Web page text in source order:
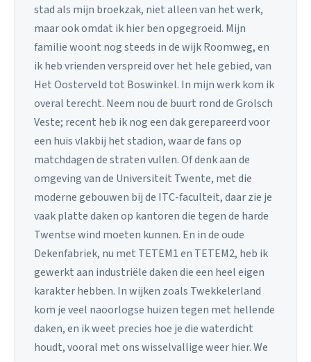
stad als mijn broekzak, niet alleen van het werk,
maar ook omdat ik hier ben opgegroeid. Mijn
familie woont nog steeds in de wijk Roomweg, en
ik heb vrienden verspreid over het hele gebied, van
Het Oosterveld tot Boswinkel. In mijn werk kom ik
overal terecht. Neem nou de buurt rond de Grolsch
Veste; recent heb ik nog een dak gerepareerd voor
een huis vlakbij het stadion, waar de fans op
matchdagen de straten vullen. Of denk aan de
omgeving van de Universiteit Twente, met die
moderne gebouwen bij de ITC-faculteit, daar zie je
vaak platte daken op kantoren die tegen de harde
Twentse wind moeten kunnen. En in de oude
Dekenfabriek, nu met TETEM1 en TETEM2, heb ik
gewerkt aan industriële daken die een heel eigen
karakter hebben. In wijken zoals Twekkelerland
kom je veel naoorlogse huizen tegen met hellende
daken, en ik weet precies hoe je die waterdicht
houdt, vooral met ons wisselvallige weer hier. We